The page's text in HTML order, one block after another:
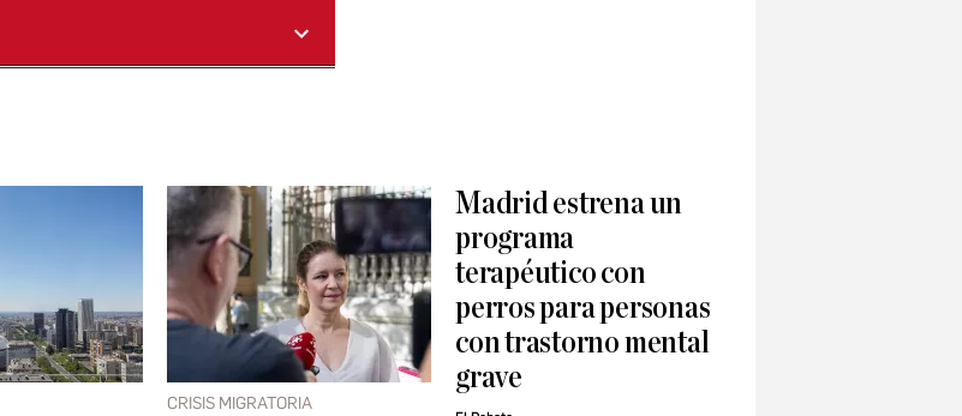
CRISIS MIGRATORIA
Madrid estrena un
programa
terapéutico con
perros para personas
con trastorno mental
grave